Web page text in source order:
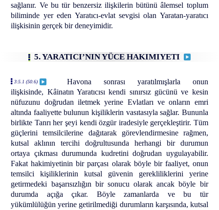
sağlanır. Ve bu tür benzersiz ilişkilerin bütünü âlemsel toplum
biliminde yer eden Yaratıcı-evlat sevgisi olan Yaratan-yaratıcı
ilişkisinin gerçek bir deneyimidir.
5. YARATICI’NIN YÜCE HAKIMIYETI
3:5.1 (50.6)
Havona sonrası yaratılmışlarla onun
ilişkisinde, Kâinatın Yaratıcısı kendi sınırsız gücünü ve kesin
nüfuzunu doğrudan iletmek yerine Evlatları ve onların emri
altında faaliyette bulunun kişiliklerin vasıtasıyla sağlar. Bununla
birlikte Tanrı her şeyi kendi özgür iradesiyle gerçekleştirir. Tüm
güçlerini temsilcilerine dağıtarak görevlendirmesine rağmen,
kutsal aklının tercihi doğrultusunda herhangi bir durumun
ortaya çıkması durumunda kudretini doğrudan uygulayabilir.
Fakat hakimiyetinin bir parçası olarak böyle bir faaliyet, onun
temsilci kişiliklerinin kutsal güvenin gerekliliklerini yerine
getirmedeki başarısızlığın bir sonucu olarak ancak böyle bir
durumda açığa çıkar. Böyle zamanlarda ve bu tür
yükümlülüğün yerine getirilmediği durumların karşısında, kutsal